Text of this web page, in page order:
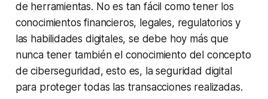
de herramientas. No es tan fácil como tener los
conocimientos financieros, legales, regulatorios y
las habilidades digitales, se debe hoy más que
nunca tener también el conocimiento del concepto
de ciberseguridad, esto es, la seguridad digital
para proteger todas las transacciones realizadas.